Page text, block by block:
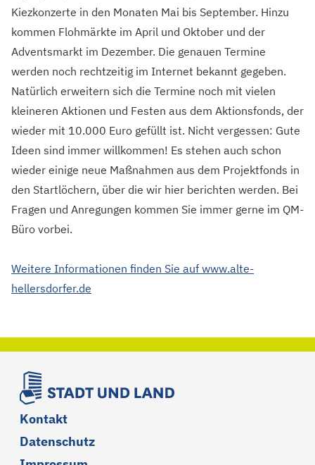
Kiezkonzerte in den Monaten Mai bis September. Hinzu
kommen Flohmärkte im April und Oktober und der
Adventsmarkt im Dezember. Die genauen Termine
werden noch rechtzeitig im Internet bekannt gegeben.
Natürlich erweitern sich die Termine noch mit vielen
kleineren Aktionen und Festen aus dem Aktionsfonds, der
wieder mit 10.000 Euro gefüllt ist. Nicht vergessen: Gute
Ideen sind immer willkommen! Es stehen auch schon
wieder einige neue Maßnahmen aus dem Projektfonds in
den Startlöchern, über die wir hier berichten werden. Bei
Fragen und Anregungen kommen Sie immer gerne im QM-
Büro vorbei.
Weitere Informationen finden Sie auf www.alte-
hellersdorfer.de
Kontakt
Datenschutz